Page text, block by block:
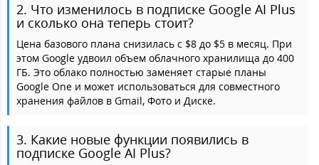
2. Что изменилось в подписке Google AI Plus
и сколько она теперь стоит?
Цена базового плана снизилась с $8 до $5 в месяц. При
этом Google удвоил объем облачного хранилища до 400
ГБ. Это облако полностью заменяет старые планы
Google One и может использоваться для совместного
хранения файлов в Gmail, Фото и Диске.
3. Какие новые функции появились в
подписке Google AI Plus?